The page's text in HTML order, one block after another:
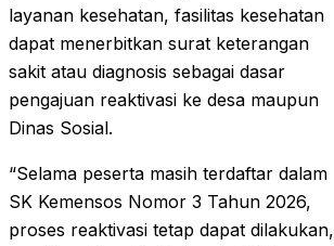
layanan kesehatan, fasilitas kesehatan
dapat menerbitkan surat keterangan
sakit atau diagnosis sebagai dasar
pengajuan reaktivasi ke desa maupun
Dinas Sosial.
“Selama peserta masih terdaftar dalam
SK Kemensos Nomor 3 Tahun 2026,
proses reaktivasi tetap dapat dilakukan,